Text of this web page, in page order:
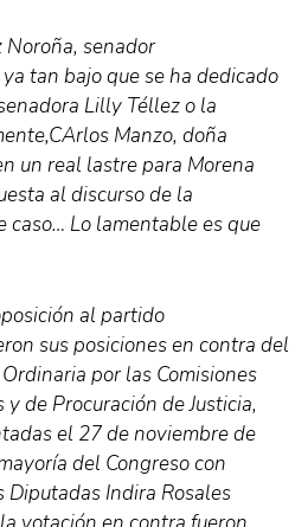
Noroña, senador
tan bajo que se ha dedicado
Lilly Téllez o la
Manzo, doña
un real lastre para Morena
al discurso de la
caso… Lo lamentable es que
al partido
sus posiciones en contra del
por las Comisiones
de Procuración de Justicia,
el 27 de noviembre de
del Congreso con
Indira Rosales